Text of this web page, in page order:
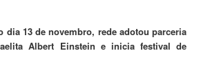
dia 13 de novembro, rede adotou parceria
Albert Einstein e inicia festival de